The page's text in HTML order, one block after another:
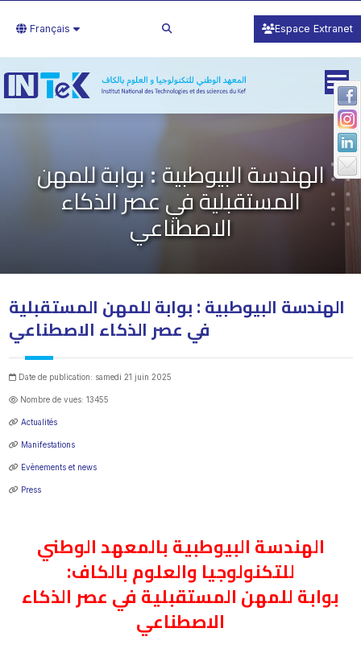
Français Espace Extranet
الهندسة البيوطبية : بوابة للمهن
المستقبلية في عصر الذكاء
الاصطناعي
الهندسة البيوطبية : بوابة للمهن المستقبلية
في عصر الذكاء الاصطناعي
Date de publication: samedi 21 juin 2025
Nombre de vues: 13455
Actualités
Manifestations
Evènements et news
Press
الهندسة البيوطبية بالمعهد الوطني
للتكنولوجيا والعلوم بالكاف:
بوابة للمهن المستقبلية في عصر الذكاء
الاصطناعي